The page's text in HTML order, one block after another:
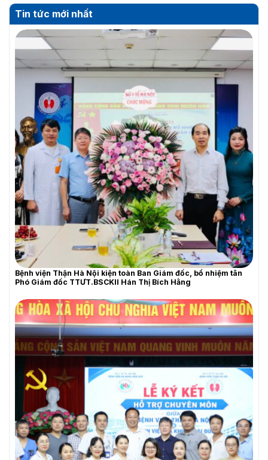
THƯ MỜI BÁO GIÁ
Tin tức mới nhất
Bệnh viện Thận Hà Nội kiện toàn Ban Giám đốc, bổ nhiệm tân
Phó Giám đốc TTƯT.BSCKII Hán Thị Bích Hằng